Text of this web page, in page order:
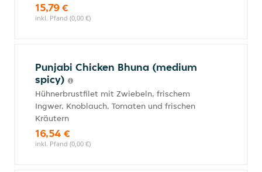
15,79 €
inkl. Pfand (0,00 €)
Punjabi Chicken Bhuna (medium
spicy)
Hühnerbrustfilet mit Zwiebeln, frischem
Ingwer, Knoblauch, Tomaten und frischen
Kräutern
16,54 €
inkl. Pfand (0,00 €)